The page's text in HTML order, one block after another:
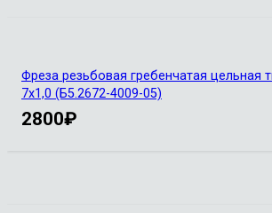
Фреза резьбовая гребенчатая цельная
7х1,0 (Б5.2672-4009-05)
2800₽